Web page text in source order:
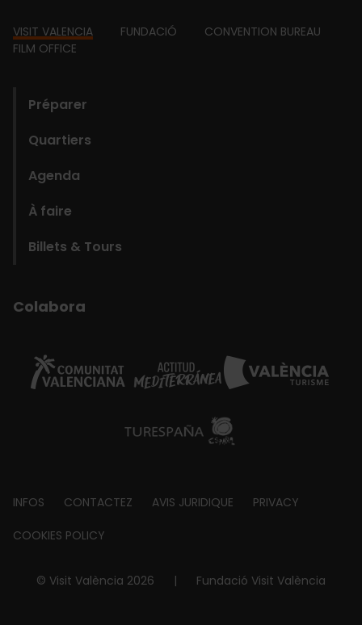
Footer
VISIT VALENCIA FUNDACIÓ
CONVENTION BUREAU
FILM OFFICE
Préparer
Quartiers
Agenda
À faire
Billets & Tours
Colabora
Footer
about
INFOS CONTACTEZ AVIS JURIDIQUE PRIVACY
COOKIES POLICY
© Visit València 2026 | Fundació Visit València